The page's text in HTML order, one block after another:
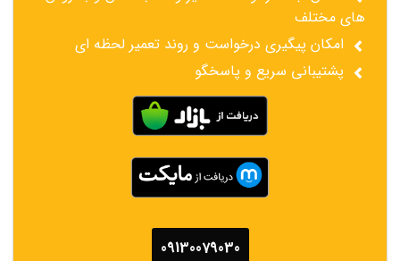
های مختلف
امکان پیگیری درخواست و روند تعمیر لحظه ای
پشتیبانی سریع و پاسخگو
09130079030